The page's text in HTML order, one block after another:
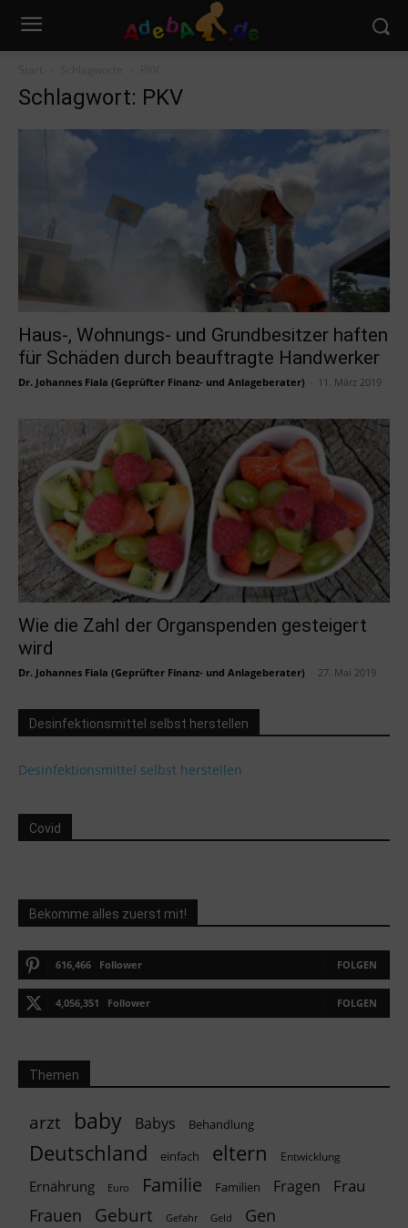
Schlagwort: PKV
Haus-, Wohnungs- und Grundbesitzer haften
für Schäden durch beauftragte Handwerker
Dr. Johannes Fiala (Geprüfter Finanz- und Anlageberater) 11. März 2019
Wie die Zahl der Organspenden gesteigert
wird
Dr. Johannes Fiala (Geprüfter Finanz- und Anlageberater) 27. Mai 2019
Desinfektionsmittel selbst herstellen
Desinfektionsmittel selbst herstellen
Covid
Bekomme alles zuerst mit!
616,466 Follower FOLGEN
4,056,351 Follower FOLGEN
Themen
arzt baby Babys Behandlung
Deutschland einfach eltern Entwicklung
Ernährung Euro Familie Familien Fragen Frau
Frauen Geburt Gefahr Geld
Gen